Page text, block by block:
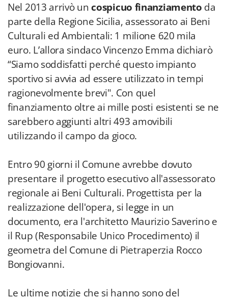
Nel 2013 arrivò un cospicuo finanziamento da
parte della Regione Sicilia, assessorato ai Beni
Culturali ed Ambientali: 1 milione 620 mila
euro. L’allora sindaco Vincenzo Emma dichiarò
“Siamo soddisfatti perché questo impianto
sportivo si avvia ad essere utilizzato in tempi
ragionevolmente brevi". Con quel
finanziamento oltre ai mille posti esistenti se ne
sarebbero aggiunti altri 493 amovibili
utilizzando il campo da gioco.
Entro 90 giorni il Comune avrebbe dovuto
presentare il progetto esecutivo all'assessorato
regionale ai Beni Culturali. Progettista per la
realizzazione dell'opera, si legge in un
documento, era l'architetto Maurizio Saverino e
il Rup (Responsabile Unico Procedimento) il
geometra del Comune di Pietraperzia Rocco
Bongiovanni.
Le ultime notizie che si hanno sono del